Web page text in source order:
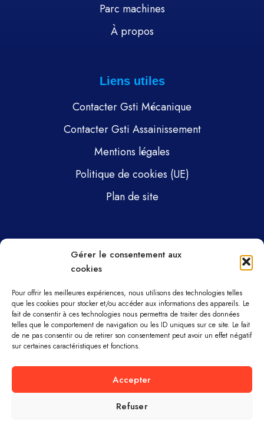
Gérer le consentement aux
cookies
Pour offrir les meilleures expériences, nous utilisons des technologies telles
que les cookies pour stocker et/ou accéder aux informations des appareils. Le
fait de consentir à ces technologies nous permettra de traiter des données
telles que le comportement de navigation ou les ID uniques sur ce site. Le fait
de ne pas consentir ou de retirer son consentement peut avoir un effet négatif
sur certaines caractéristiques et fonctions.
Accepter
Refuser
Parc machines
À propos
Liens utiles
Contacter Gsti Mécanique
Contacter Gsti Assainissement
Mentions légales
Politique de cookies (UE)
Plan de site
Gsti Mécanique
Gsti Assainissement
Pièces détachées
Parc machines
GSTI MÉCANIQUE ET ASSAINISSEMENT ©